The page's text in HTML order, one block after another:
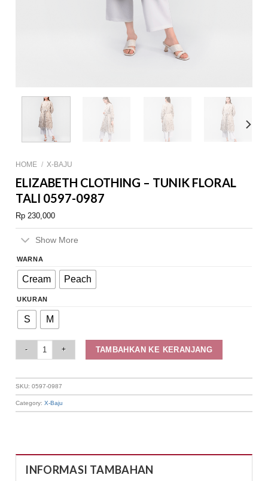
HOME / X-BAJU
ELIZABETH CLOTHING – TUNIK FLORAL
TALI 0597-0987
Rp 230,000
Show More
WARNA
Cream Peach
UKURAN
S M
TAMBAHKAN KE KERANJANG
SKU:0597-0987
Category:X-Baju
INFORMASI TAMBAHAN